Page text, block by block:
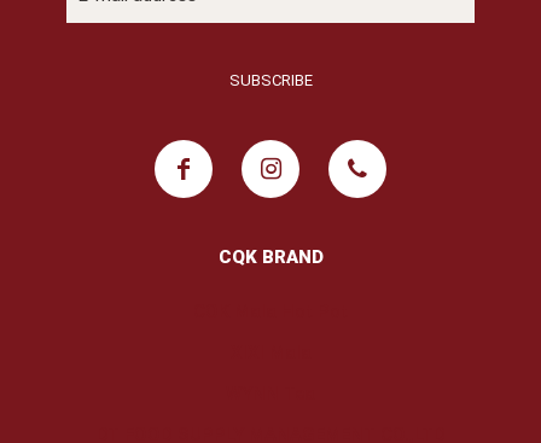
CQK BRAND